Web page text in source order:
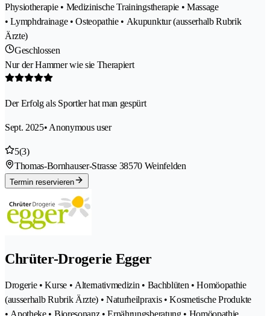
Physiotherapie • Medizinische Trainingstherapie • Massage
• Lymphdrainage • Osteopathie • Akupunktur (ausserhalb Rubrik
Ärzte)
Geschlossen
Nur der Hammer wie sie Therapiert
Der Erfolg als Sportler hat man gespürt
Sept. 2025• Anonymous user
5(3)
Thomas-Bornhauser-Strasse 38570 Weinfelden
Termin reservieren
Chrüter-Drogerie Egger
Drogerie • Kurse • Alternativmedizin • Bachblüten • Homöopathie
(ausserhalb Rubrik Ärzte) • Naturheilpraxis • Kosmetische Produkte
• Apotheke • Bioresonanz • Ernährungsberatung • Homöopathie